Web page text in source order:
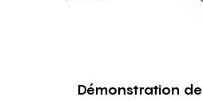
Démonstration